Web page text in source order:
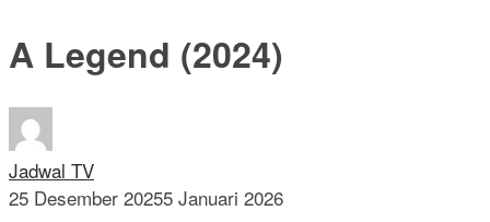
A Legend (2024)
Jadwal TV
25 Desember 20255 Januari 2026